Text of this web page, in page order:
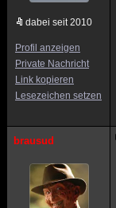
dabei seit 2010
Profil anzeigen
Private Nachricht
Link kopieren
Lesezeichen setzen
brausud